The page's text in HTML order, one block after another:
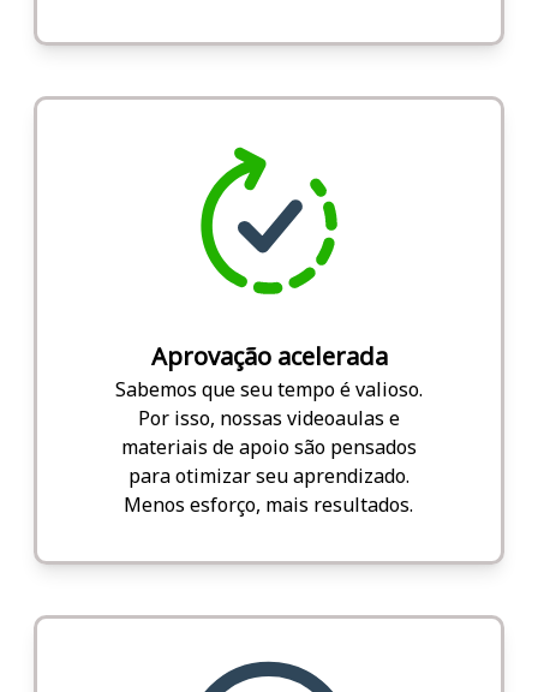
Aprovação acelerada
Sabemos que seu tempo é valioso.
Por isso, nossas videoaulas e
materiais de apoio são pensados
para otimizar seu aprendizado.
Menos esforço, mais resultados.